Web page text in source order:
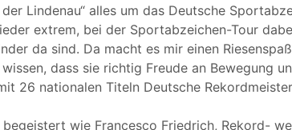
Lindenau“ alles um das Deutsche
extrem, bei der Sportabzeichen-Tour
da sind. Da macht es mir einen
dass sie richtig Freude an Bewegung
26 nationalen Titeln Deutsche
begeistert wie Francesco Friedrich, Rekord-